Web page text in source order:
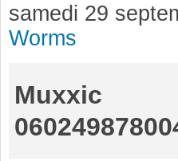
samedi 29
Worms
Muxxic